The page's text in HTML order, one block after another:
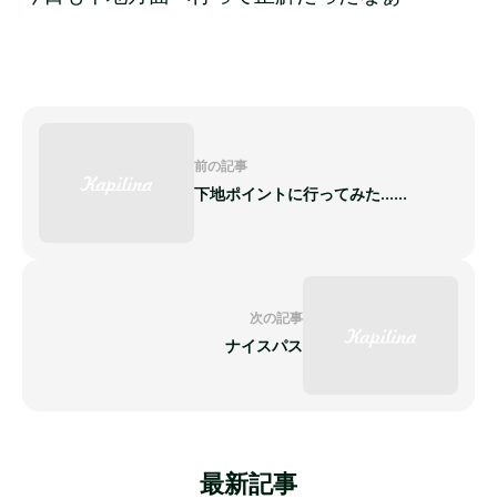
前の記事
下地ポイントに行ってみた......
次の記事
ナイスパス
最新記事